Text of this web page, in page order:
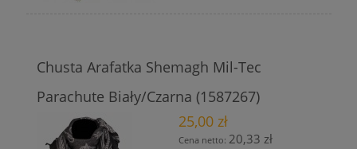
Chusta Arafatka Shemagh Mil-Tec
Parachute Biały/Czarna (1587267)
25,00 zł
Cena netto: 20,33 zł